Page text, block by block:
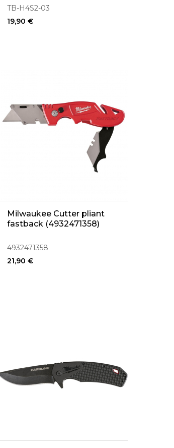
TB-H4S2-03
19,90 €
Milwaukee Cutter pliant
fastback (4932471358)
4932471358
21,90 €